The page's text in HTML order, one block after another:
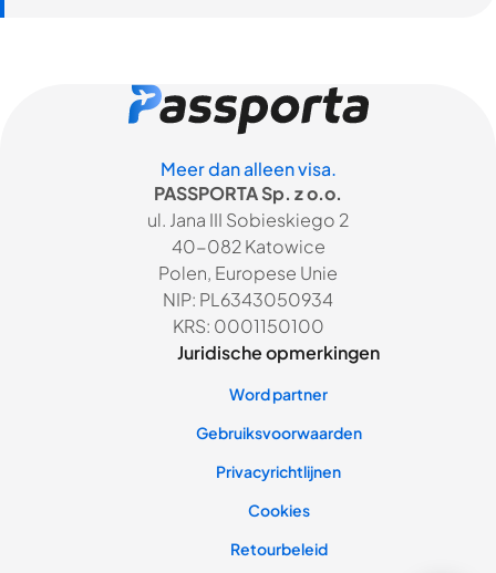
Meer dan alleen visa.
PASSPORTA Sp. z o.o.
ul. Jana III Sobieskiego 2
40-082 Katowice
Polen, Europese Unie
NIP: PL6343050934
KRS: 0001150100
Juridische opmerkingen
Word partner
Gebruiksvoorwaarden
Privacyrichtlijnen
Cookies
Retourbeleid